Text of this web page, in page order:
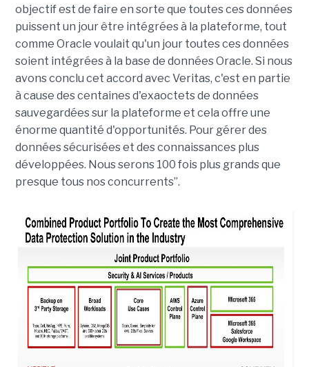
objectif est de faire en sorte que toutes ces données
puissent un jour être intégrées à la plateforme, tout
comme Oracle voulait qu'un jour toutes ces données
soient intégrées à la base de données Oracle. Si nous
avons conclu cet accord avec Veritas, c'est en partie
à cause des centaines d'exaoctets de données
sauvegardées sur la plateforme et cela offre une
énorme quantité d'opportunités. Pour gérer des
données sécurisées et des connaissances plus
développées. Nous serons 100 fois plus grands que
presque tous nos concurrents”.